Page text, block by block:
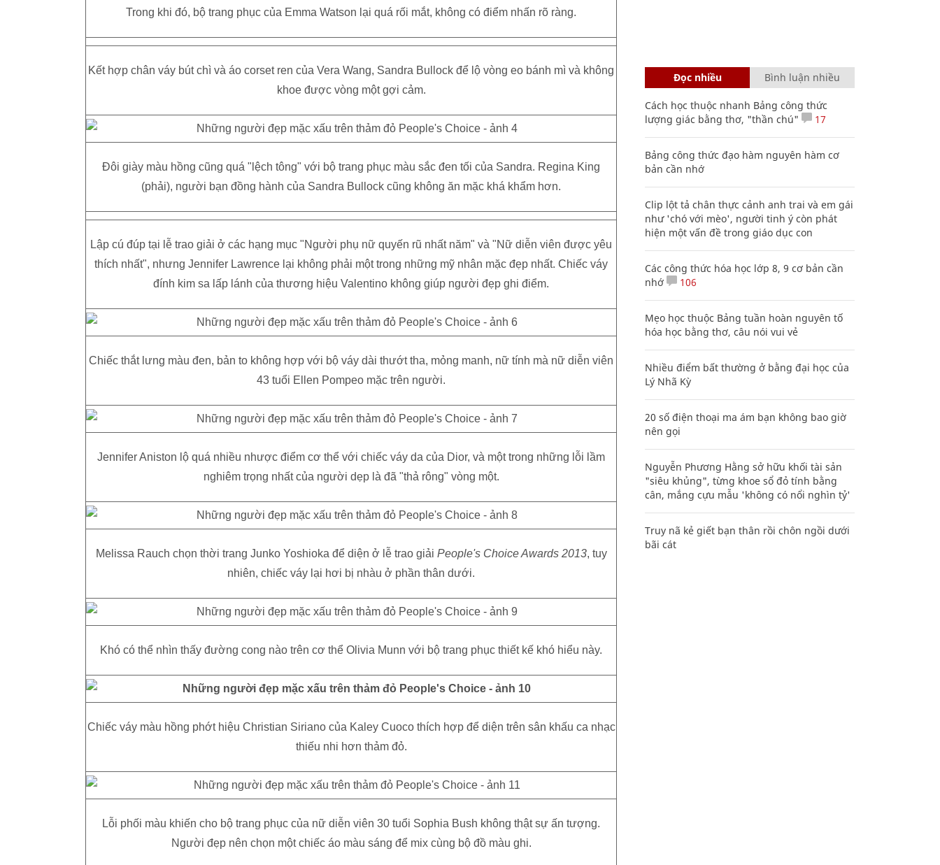
Trong khi đó, bộ trang phục của Emma Watson lại quá rối mắt, không có điểm nhấn rõ ràng.
Kết hợp chân váy bút chì và áo corset ren của Vera Wang, Sandra Bullock để lộ vòng eo bánh mì và không
khoe được vòng một gợi cảm.
Đôi giày màu hồng cũng quá "lệch tông" với bộ trang phục màu sắc đen tối của Sandra. Regina King
(phải), người bạn đồng hành của Sandra Bullock cũng không ăn mặc khá khẩm hơn.
Lập cú đúp tại lễ trao giải ở các hạng mục "Người phụ nữ quyến rũ nhất năm" và "Nữ diễn viên được yêu
thích nhất", nhưng Jennifer Lawrence lại không phải một trong những mỹ nhân mặc đẹp nhất. Chiếc váy
đính kim sa lấp lánh của thương hiệu Valentino không giúp người đẹp ghi điểm.
Chiếc thắt lưng màu đen, bản to không hợp với bộ váy dài thướt tha, mỏng manh, nữ tính mà nữ diễn viên
43 tuổi Ellen Pompeo mặc trên người.
Jennifer Aniston lộ quá nhiều nhược điểm cơ thể với chiếc váy da của Dior, và một trong những lỗi lầm
nghiêm trọng nhất của người dẹp là đã "thả rông" vòng một.
Melissa Rauch chọn thời trang Junko Yoshioka để diện ở lễ trao giải People's Choice Awards 2013, tuy
nhiên, chiếc váy lại hơi bị nhàu ở phần thân dưới.
Khó có thể nhìn thấy đường cong nào trên cơ thể Olivia Munn với bộ trang phục thiết kế khó hiểu này.
Chiếc váy màu hồng phớt hiệu Christian Siriano của Kaley Cuoco thích hợp để diện trên sân khấu ca nhạc
thiếu nhi hơn thảm đỏ.
Lỗi phối màu khiến cho bộ trang phục của nữ diễn viên 30 tuổi Sophia Bush không thật sự ấn tượng.
Người đẹp nên chọn một chiếc áo màu sáng để mix cùng bộ đồ màu ghi.
Đọc nhiều Bình luận nhiều
Cách học thuộc nhanh Bảng công thức
lượng giác bằng thơ, "thần chú"
17
Bảng công thức đạo hàm nguyên hàm cơ
bản cần nhớ
Clip lột tả chân thực cảnh anh trai và em gái
như 'chó với mèo', người tinh ý còn phát
hiện một vấn đề trong giáo dục con
Các công thức hóa học lớp 8, 9 cơ bản cần
nhớ
106
Mẹo học thuộc Bảng tuần hoàn nguyên tố
hóa học bằng thơ, câu nói vui vẻ
Nhiều điểm bất thường ở bằng đại học của
Lý Nhã Kỳ
20 số điện thoại ma ám bạn không bao giờ
nên gọi
Nguyễn Phương Hằng sở hữu khối tài sản
"siêu khủng", từng khoe sổ đỏ tính bằng
cân, mắng cựu mẫu 'không có nổi nghìn tỷ'
Truy nã kẻ giết bạn thân rồi chôn ngồi dưới
bãi cát